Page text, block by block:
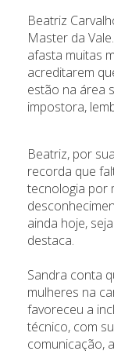
Beatriz
Master da
afasta muitas
acreditarem
estão na área
impostora,
Beatriz, por
recorda que
tecnologia por
ainda hoje,
destaca.
Sandra conta
mulheres na
favoreceu a
técnico, com
comunicação,